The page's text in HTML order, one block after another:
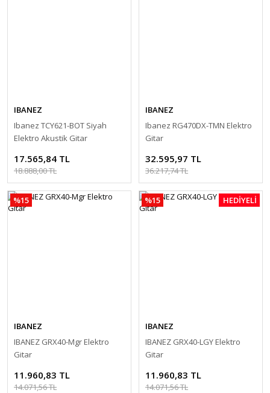
IBANEZ
Ibanez TCY621-BOT Siyah
Elektro Akustik Gitar
17.565,84 TL
18.888,00 TL
IBANEZ
Ibanez RG470DX-TMN Elektro
Gitar
32.595,97 TL
36.217,74 TL
%15
IBANEZ
IBANEZ GRX40-Mgr Elektro
Gitar
11.960,83 TL
14.071,56 TL
%15 HEDİYELİ
IBANEZ
IBANEZ GRX40-LGY Elektro
Gitar
11.960,83 TL
14.071,56 TL